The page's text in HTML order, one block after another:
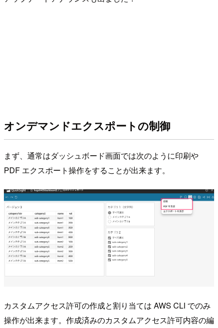
オンデマンドエクスポートの制御
まず、通常はダッシュボード画面では次のように印刷や
PDF エクスポート操作をすることが出来ます。
カスタムアクセス許可の作成と割り当ては AWS CLI でのみ
操作が出来ます。作成済みのカスタムアクセス許可内容の編